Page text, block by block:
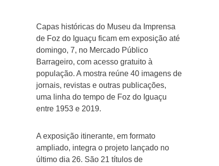
Capas históricas do Museu da Imprensa
de Foz do Iguaçu ficam em exposição até
domingo, 7, no Mercado Público
Barrageiro, com acesso gratuito à
população. A mostra reúne 40 imagens de
jornais, revistas e outras publicações,
uma linha do tempo de Foz do Iguaçu
entre 1953 e 2019.
A exposição itinerante, em formato
ampliado, integra o projeto lançado no
último dia 26. São 21 títulos de